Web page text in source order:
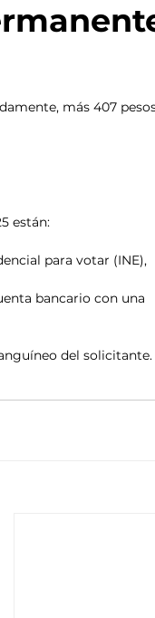
más 407
están:
para votar (INE),
bancario con una
del solicitante.